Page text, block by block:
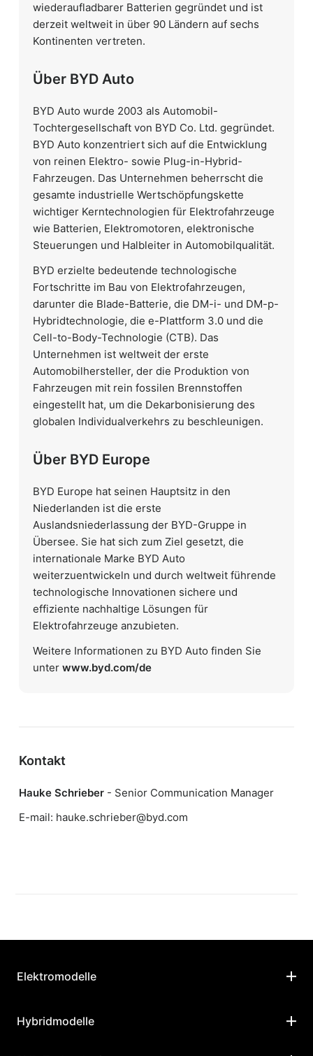
wiederaufladbarer Batterien gegründet und ist
derzeit weltweit in über 90 Ländern auf sechs
Kontinenten vertreten.
Über BYD Auto
BYD Auto wurde 2003 als Automobil-
Tochtergesellschaft von BYD Co. Ltd. gegründet.
BYD Auto konzentriert sich auf die Entwicklung
von reinen Elektro- sowie Plug-in-Hybrid-
Fahrzeugen. Das Unternehmen beherrscht die
gesamte industrielle Wertschöpfungskette
wichtiger Kerntechnologien für Elektrofahrzeuge
wie Batterien, Elektromotoren, elektronische
Steuerungen und Halbleiter in Automobilqualität.
BYD erzielte bedeutende technologische
Fortschritte im Bau von Elektrofahrzeugen,
darunter die Blade-Batterie, die DM-i- und DM-p-
Hybridtechnologie, die e-Plattform 3.0 und die
Cell-to-Body-Technologie (CTB). Das
Unternehmen ist weltweit der erste
Automobilhersteller, der die Produktion von
Fahrzeugen mit rein fossilen Brennstoffen
eingestellt hat, um die Dekarbonisierung des
globalen Individualverkehrs zu beschleunigen.
Über BYD Europe
BYD Europe hat seinen Hauptsitz in den
Niederlanden ist die erste
Auslandsniederlassung der BYD-Gruppe in
Übersee. Sie hat sich zum Ziel gesetzt, die
internationale Marke BYD Auto
weiterzuentwickeln und durch weltweit führende
technologische Innovationen sichere und
effiziente nachhaltige Lösungen für
Elektrofahrzeuge anzubieten.
Weitere Informationen zu BYD Auto finden Sie
unterwww.byd.com/de
Kontakt
Hauke Schrieber - Senior Communication Manager
E-mail: hauke.schrieber@byd.com
Elektromodelle
Hybridmodelle